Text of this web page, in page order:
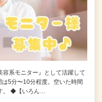
容系モニター』として活躍して
5分〜10分程度。空いた時間
。 ◆【いろん…